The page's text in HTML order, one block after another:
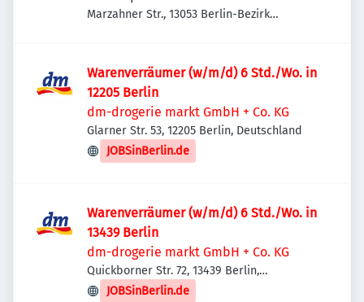
Marzahner Str., 13053 Berlin-Bezirk
Warenverräumer (w/m/d) 6 Std./Wo. in
12205 Berlin
dm-drogerie markt GmbH + Co. KG
Glarner Str. 53, 12205 Berlin, Deutschland
JOBSinBerlin.de
Warenverräumer (w/m/d) 6 Std./Wo. in
13439 Berlin
dm-drogerie markt GmbH + Co. KG
Quickborner Str. 72, 13439 Berlin,
Deutschland
JOBSinBerlin.de